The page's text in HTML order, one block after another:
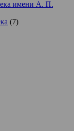
имени А. П.
(7)